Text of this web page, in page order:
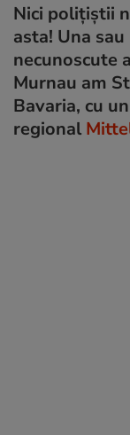
Nici polițiștii
asta! Una
necunoscute
Murnau am
Bavaria, cu
regional